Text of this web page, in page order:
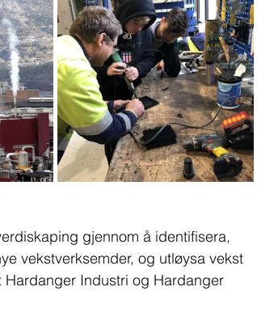
gjennom å identifisera,
vekstverksemder, og utløysa vekst
Hardanger Industri og Hardanger